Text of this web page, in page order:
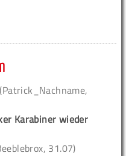
(Patrick_Nachname,
Karabiner wieder
31.07)